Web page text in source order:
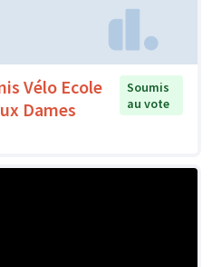
Vélo Ecole
Dames
Soumis
au vote